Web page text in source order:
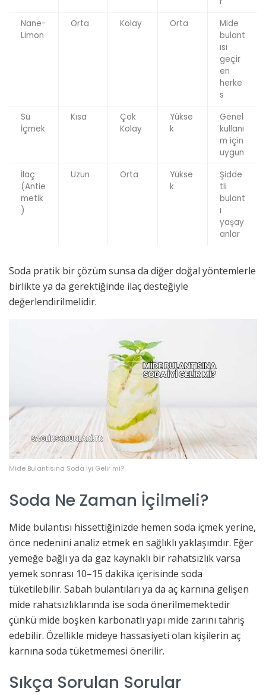
Nane-
Limon
Orta Kolay Orta
Mide
bulant
ısı
geçir
en
herke
s
Su
İçmek
Kısa
Çok
Kolay
Yükse
k
Genel
kullanı
m için
uygun
İlaç
(Antie
metik
)
Uzun Orta
Yükse
k
Şidde
tli
bulant
ı
yaşay
anlar
Soda pratik bir çözüm sunsa da diğer doğal yöntemlerle
birlikte ya da gerektiğinde ilaç desteğiyle
değerlendirilmelidir.
Mide Bulantısına Soda İyi Gelir mi?
Soda Ne Zaman İçilmeli?
Mide bulantısı hissettiğinizde hemen soda içmek yerine,
önce nedenini analiz etmek en sağlıklı yaklaşımdır. Eğer
yemeğe bağlı ya da gaz kaynaklı bir rahatsızlık varsa
yemek sonrası 10–15 dakika içerisinde soda
tüketilebilir. Sabah bulantıları ya da aç karnına gelişen
mide rahatsızlıklarında ise soda önerilmemektedir
çünkü mide boşken karbonatlı yapı mide zarını tahriş
edebilir. Özellikle mideye hassasiyeti olan kişilerin aç
karnına soda tüketmemesi önerilir.
Sıkça Sorulan Sorular